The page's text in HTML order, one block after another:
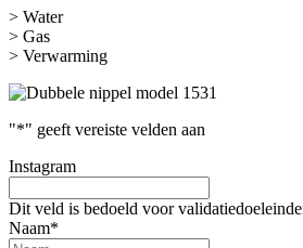
> Water
> Gas
> Verwarming
"*" geeft vereiste velden aan
Instagram
Dit veld is bedoeld voor
Naam*